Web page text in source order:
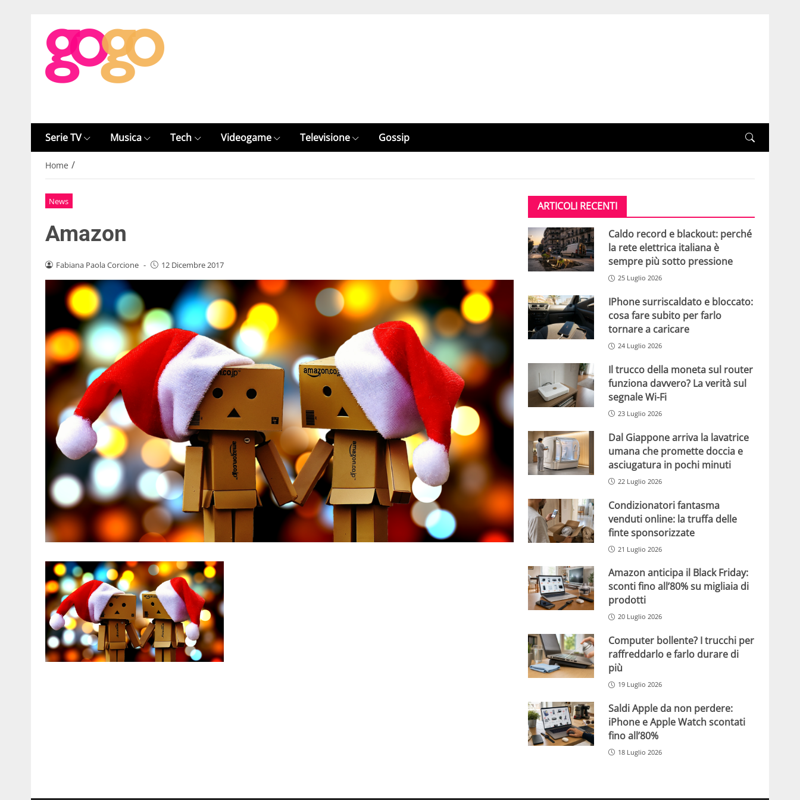
Serie TV Musica Tech Videogame Televisione Gossip
Home /
News
Amazon
Fabiana Paola Corcione - 12 Dicembre 2017
ARTICOLI RECENTI
Caldo record e blackout: perché
la rete elettrica italiana è
sempre più sotto pressione
25 Luglio 2026
IPhone surriscaldato e bloccato:
cosa fare subito per farlo
tornare a caricare
24 Luglio 2026
Il trucco della moneta sul router
funziona davvero? La verità sul
segnale Wi-Fi
23 Luglio 2026
Dal Giappone arriva la lavatrice
umana che promette doccia e
asciugatura in pochi minuti
22 Luglio 2026
Condizionatori fantasma
venduti online: la truffa delle
finte sponsorizzate
21 Luglio 2026
Amazon anticipa il Black Friday:
sconti fino all’80% su migliaia di
prodotti
20 Luglio 2026
Computer bollente? I trucchi per
raffreddarlo e farlo durare di
più
19 Luglio 2026
Saldi Apple da non perdere:
iPhone e Apple Watch scontati
fino all’80%
18 Luglio 2026